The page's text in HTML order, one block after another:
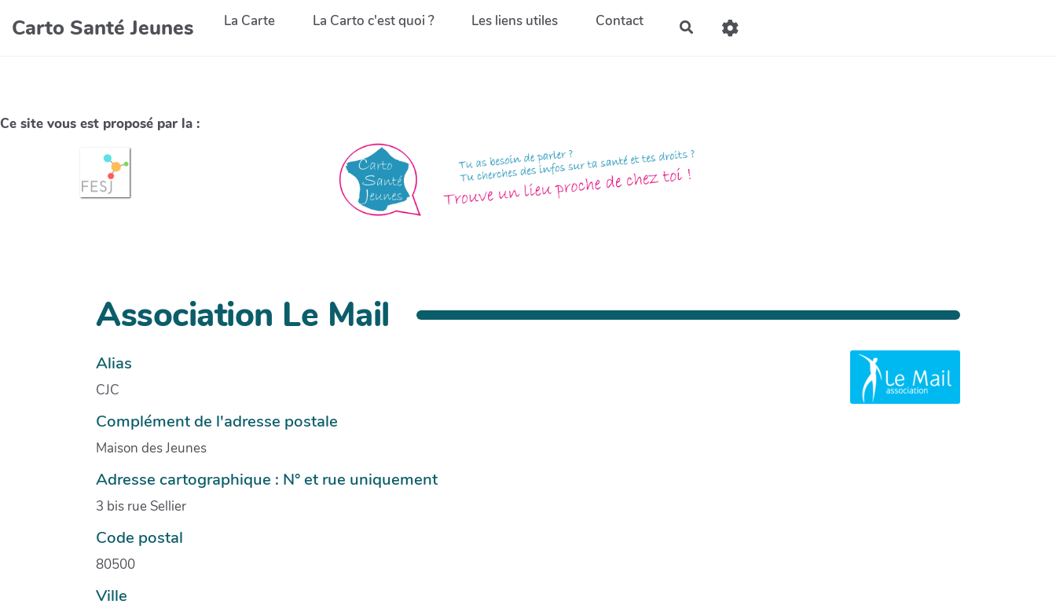
Carto Santé Jeunes La Carte La Carto c'est quoi ? Les liens utiles Contact
Ce site vous est proposé par la :
Association Le Mail
Alias
CJC
Complément de l'adresse postale
Maison des Jeunes
Adresse cartographique : N° et rue uniquement
3 bis rue Sellier
Code postal
80500
Ville